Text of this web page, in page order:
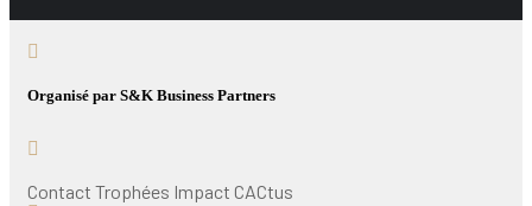
Organisé par S&K Business Partners
Contact Trophées Impact CACtus